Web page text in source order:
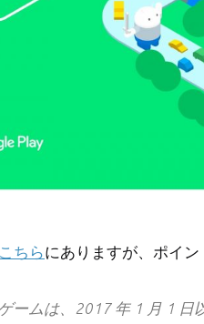
こちらにありますが、ポイン
ームは、2017 年 1 月 1 日